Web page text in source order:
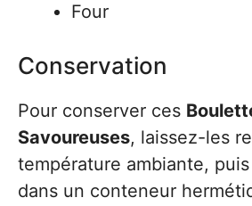
Four
Conservation
Pour conserver ces
Savoureuses, laissez-les
température ambiante,
dans un conteneur